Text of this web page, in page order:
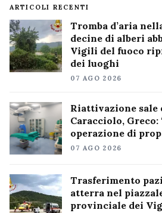
ARTICOLI RECENTI
Tromba d’aria
decine di alberi
Vigili del fuoco
dei luoghi
07 AGO 2026
Riattivazione sale
Caracciolo, Greco:
operazione di
07 AGO 2026
Trasferimento
atterra nel
provinciale dei